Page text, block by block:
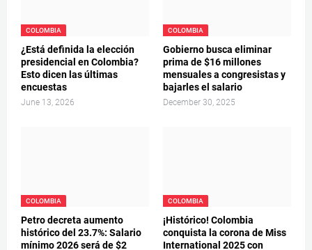
COLOMBIA
¿Está definida la elección
presidencial en Colombia?
Esto dicen las últimas
encuestas
June 13, 2026
COLOMBIA
Gobierno busca eliminar
prima de $16 millones
mensuales a congresistas y
bajarles el salario
December 30, 2025
COLOMBIA
Petro decreta aumento
histórico del 23.7%: Salario
mínimo 2026 será de $2
COLOMBIA
¡Histórico! Colombia
conquista la corona de Miss
International 2025 con